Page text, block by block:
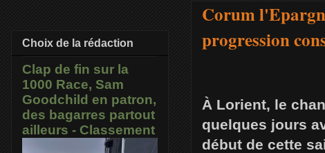
Corum
progression
À Lorient, le
quelques jours
début de cette
Choix de la rédaction
Clap de fin sur la
1000 Race, Sam
Goodchild en patron,
des bagarres partout
ailleurs - Classement